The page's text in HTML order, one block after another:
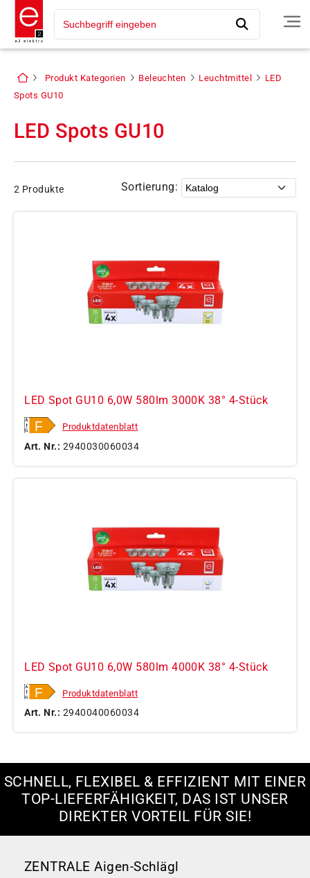
Produkt Kategorien Beleuchten Leuchtmittel
LED
Spots GU10
LED Spots GU10
2 Produkte Sortierung:
LED Spot GU10 6,0W 580lm 3000K 38° 4-Stück
Produktdatenblatt
Art. Nr.: 2940030060034
LED Spot GU10 6,0W 580lm 4000K 38° 4-Stück
Produktdatenblatt
Art. Nr.: 2940040060034
SCHNELL, FLEXIBEL & EFFIZIENT MIT EINER
TOP-LIEFERFÄHIGKEIT, DAS IST UNSER
DIREKTER VORTEIL FÜR SIE!
ZENTRALE Aigen-Schlägl